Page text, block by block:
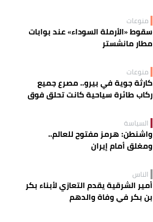
منوعات
سقوط «الأرملة السوداء» عند بوابات
مطار مانشستر
منوعات
كارثة جوية في بيرو.. مصرع جميع
ركاب طائرة سياحية كانت تحلق فوق
السياسة
واشنطن: هرمز مفتوح للعالم..
ومغلق أمام إيران
الناس
أمير الشرقية يقدم التعازي لأبناء بكر
بن بكر في وفاة والدهم